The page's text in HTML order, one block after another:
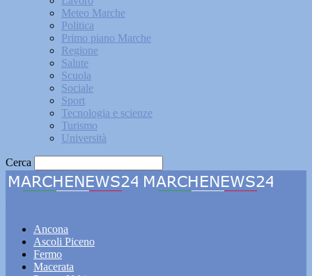
Meteo Marche
Politica
Primo piano Marche
Regione
Salute
Scuola
Sociale
Sport
Tecnologia e scienze
Turismo
Università
Cerca
Ancona
Ascoli Piceno
Fermo
Macerata